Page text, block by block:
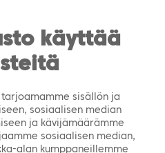
käyttää
sisällön ja
sosiaalisen median
ja kävijämäärämme
sosiaalisen median,
alan kumppaneillemme
FI SV